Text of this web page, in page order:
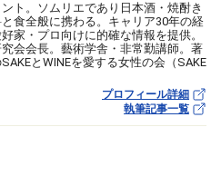
ト。ソムリエであり日本酒・焼酎き
食全般に携わる。キャリア30年の経
家・プロ向けに的確な情報を提供。
会会長。藝術学舎・非常勤講師。著
とWINEを愛する女性の会（SAKE
プロフィール詳細
執筆記事一覧